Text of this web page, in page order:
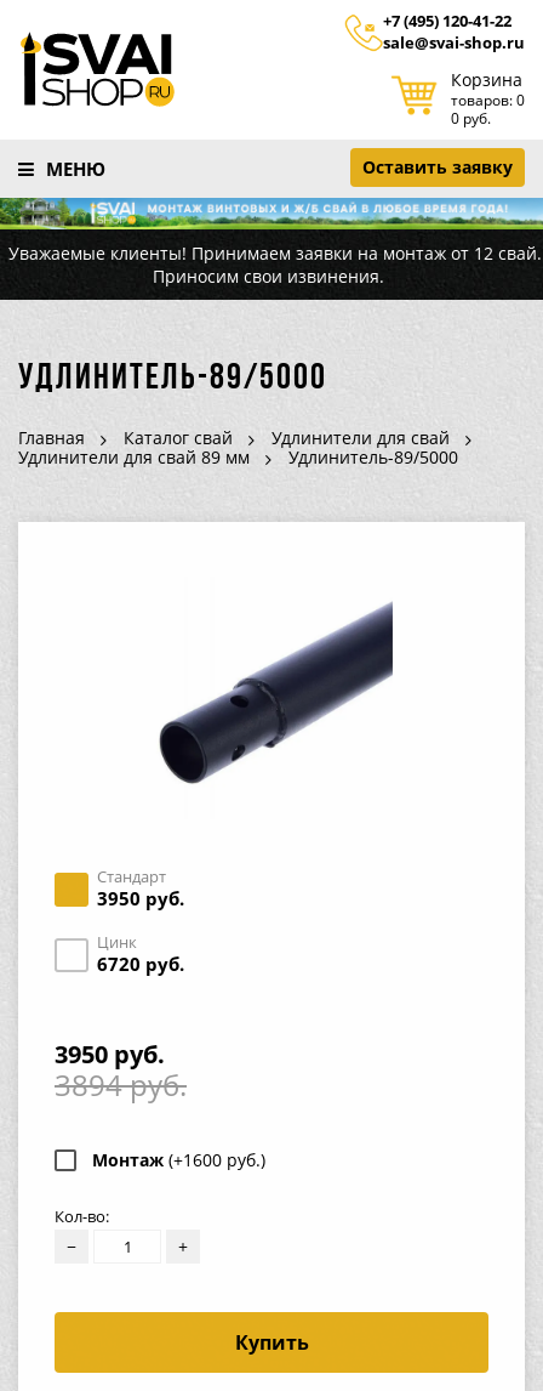
+7 (495) 120-41-22
sale@svai-shop.ru
Корзина
товаров: 0
0 руб.
МЕНЮ Оставить заявку
Уважаемые клиенты! Принимаем заявки на монтаж от 12 свай.
Приносим свои извинения.
Удлинитель-89/5000
Главная Каталог свай
Удлинители для свай
Удлинители для свай 89 мм
Удлинитель-89/5000
Стандарт
3950 руб.
Цинк
6720 руб.
3950 руб.
3894 руб.
Монтаж (+1600 руб.)
Кол-во:
− +
Купить